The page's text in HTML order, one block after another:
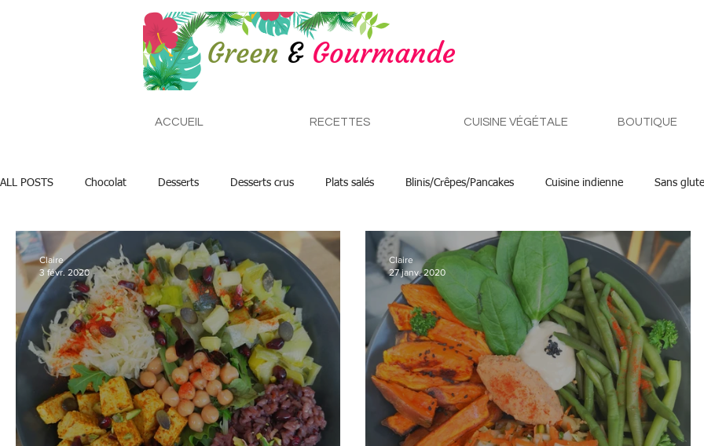
ACCUEIL RECETTES CUISINE VÉGÉTALE BOUTIQUE
ALL POSTS Chocolat Desserts Desserts crus Plats salés Blinis/Crêpes/Pancakes Cuisine indienne Sans
Claire
3 févr. 2020
Claire
27 janv. 2020